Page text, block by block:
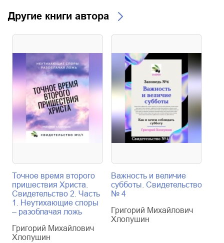
Другие книги автора
Точное время второго
пришествия Христа.
Свидетельство 2. Часть
1. Неутихающие споры
– разоблачая ложь
Григорий Михайлович
Хлопушин
Важность и величие
субботы. Свидетельство
№ 4
Григорий Михайлович
Хлопушин